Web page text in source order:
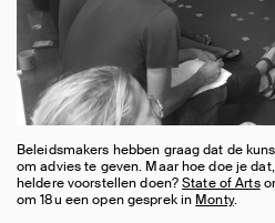
Beleidsmakers hebben graag dat de
om advies te geven. Maar hoe doe je
heldere voorstellen doen?State of Arts
om 18u een open gesprek in Monty.